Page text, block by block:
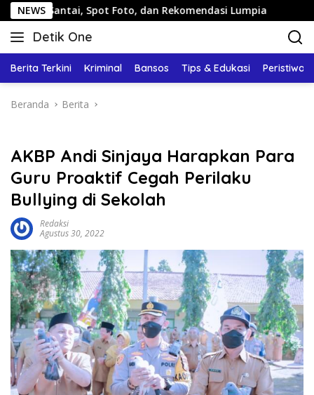
Langsung
ke
konten
NEWS
Spot Foto, dan Rekomendasi Lumpia Panduan
Detik One
Tajam
Fakta
Berita Terkini Kriminal Bansos Tips & Edukasi Peristiwa
Beranda Berita
AKBP Andi Sinjaya Harapkan Para
Guru Proaktif Cegah Perilaku
Bullying di Sekolah
Redaksi
Agustus 30, 2022